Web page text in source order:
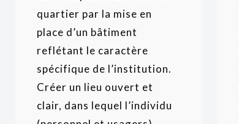
quartier par la mise en
place d’un bâtiment
reflétant le caractère
spécifique de l’institution.
Créer un lieu ouvert et
clair, dans lequel l’individu